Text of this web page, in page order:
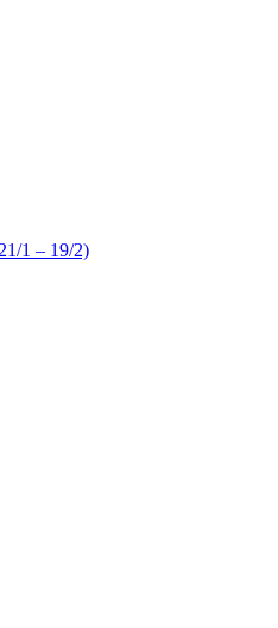
1 – 19/2)